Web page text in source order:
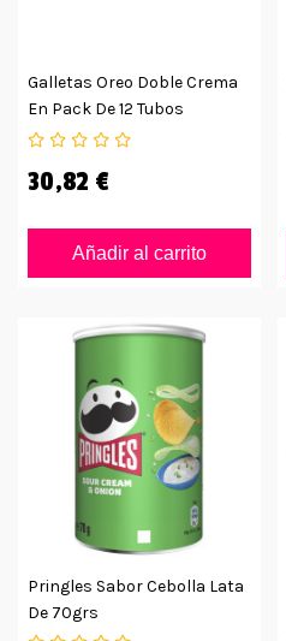
Galletas Oreo Doble Crema
En Pack De 12 Tubos
30,82 €
Añadir al carrito
Pringles Sabor Cebolla Lata
De 70grs